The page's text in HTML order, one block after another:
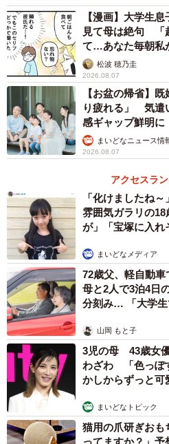
スタッフも我が目を疑った発見のシー
様子が（スッキリンお片付けチャンネル
ト）
――依頼者さんにはどのように
スタッフも最初は「理科室にあ
な？」と思ったようですが、人
業を中止。すぐに依頼者さまに
年前に失踪した母親かもしれな
呼び、依頼者さまとスタッフは
その後、警察により本件は事故
後の2024年2月に回収作業を再
まは引っ越しされ、新しい仕
【漫画】大学生
見て母は絶句 「
て…あなた毎朝私
松波 穂乃圭
2026.08.07
【お盆の帰省】
り疲れる」 気遣
感ギャップ鮮明に
まいどなニュース情
2026.08.07
アクセスラ
「化けましたね
雰囲気ガラリの
が」「宝塚に入れ
まいどなメディア
72歳父、軽自動
母と2人で3泊4日
分刻み… 「大学生
山岡 もと子
3児の母 43歳女
わざわ 「色っぽ
かしからずっと可
まいどなトピック
猫用の爪研ぎお
ってますか？」